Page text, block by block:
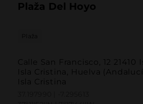
Plaža Del Hoyo
Plaža
Calle San Francisco, 12 21410
Isla Cristina, Huelva
Isla Cristina